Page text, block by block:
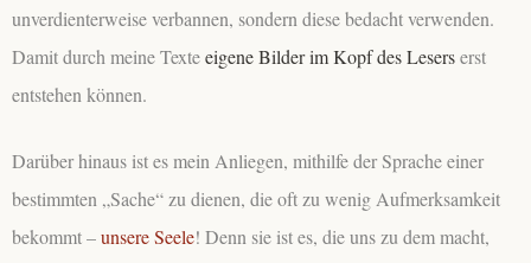
unverdienterweise verbannen, sondern diese bedacht verwenden.
Damit durch meine Texteeigene Bilder im Kopf des Leserserst
entstehen können.
Darüber hinaus ist es mein Anliegen, mithilfe der Sprache einer
bestimmten „Sache“ zu dienen, die oft zu wenig Aufmerksamkeit
bekommt –unsere Seele! Denn sie ist es, die uns zu dem macht,